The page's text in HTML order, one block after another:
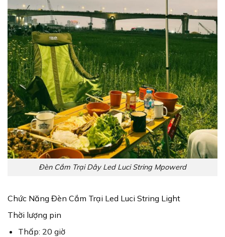
Đèn Cắm Trại Dây Led Luci String Mpowerd
Chức Năng Đèn Cắm Trại Led Luci String Light
Thời lượng pin
Thấp: 20 giờ